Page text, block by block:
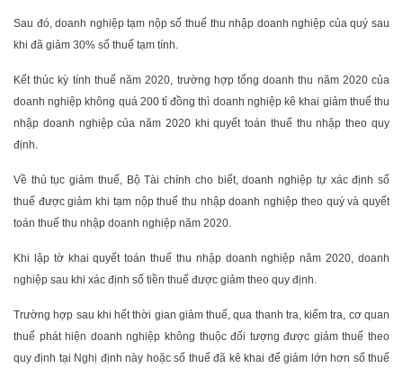
Sau đó, doanh nghiệp tạm nộp số thuế thu nhập doanh nghiệp của quý sau
khi đã giảm 30% số thuế tạm tính.
Kết thúc kỳ tính thuế năm 2020, trường hợp tổng doanh thu năm 2020 của
doanh nghiệp không quá 200 tỉ đồng thì doanh nghiệp kê khai giảm thuế thu
nhập doanh nghiệp của năm 2020 khi quyết toán thuế thu nhập theo quy
định.
Về thủ tục giảm thuế, Bộ Tài chính cho biết, doanh nghiệp tự xác định số
thuế được giảm khi tạm nộp thuế thu nhập doanh nghiệp theo quý và quyết
toán thuế thu nhập doanh nghiệp năm 2020.
Khi lập tờ khai quyết toán thuế thu nhập doanh nghiệp năm 2020, doanh
nghiệp sau khi xác định số tiền thuế được giảm theo quy định.
Trường hợp sau khi hết thời gian giảm thuế, qua thanh tra, kiểm tra, cơ quan
thuế phát hiện doanh nghiệp không thuộc đối tượng được giảm thuế theo
quy định tại Nghị định này hoặc số thuế đã kê khai để giảm lớn hơn số thuế